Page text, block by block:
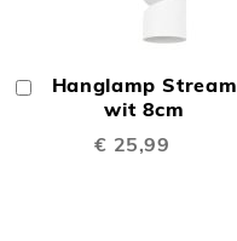
Hanglamp Stream
wit 8cm
€ 25,99
Winkelwagen